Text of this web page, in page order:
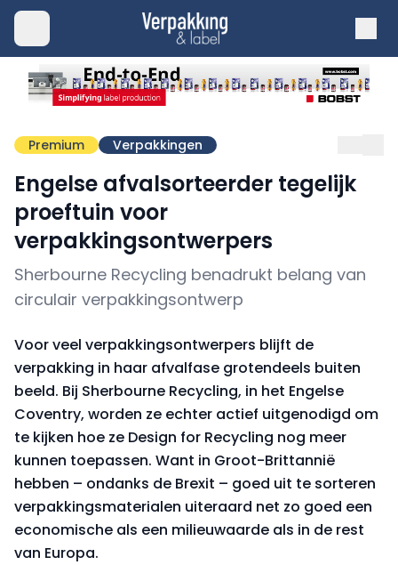
Premium Verpakkingen
Engelse afvalsorteerder tegelijk
proeftuin voor
verpakkingsontwerpers
Sherbourne Recycling benadrukt belang van
circulair verpakkingsontwerp
Voor veel verpakkingsontwerpers blijft de
verpakking in haar afvalfase grotendeels buiten
beeld. Bij Sherbourne Recycling, in het Engelse
Coventry, worden ze echter actief uitgenodigd om
te kijken hoe ze Design for Recycling nog meer
kunnen toepassen. Want in Groot-Brittannië
hebben – ondanks de Brexit – goed uit te sorteren
verpakkingsmaterialen uiteraard net zo goed een
economische als een milieuwaarde als in de rest
van Europa.